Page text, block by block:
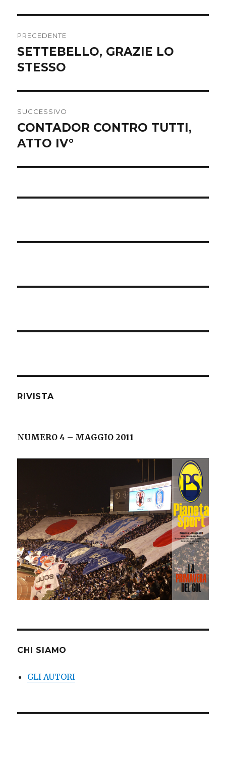
articoli
PRECEDENTE
Articolo
precedente:
SETTEBELLO, GRAZIE LO
STESSO
SUCCESSIVO
Articolo
successivo:
CONTADOR CONTRO TUTTI,
ATTO IV°
RIVISTA
NUMERO 4 – MAGGIO 2011
CHI SIAMO
GLI AUTORI